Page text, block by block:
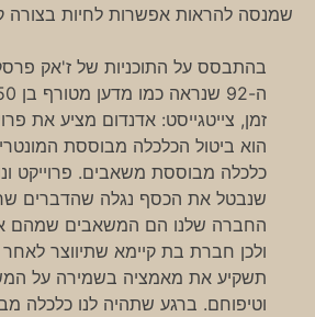
שמנסה להראות אפשרות לחיות
בהתבסס על התוכניות של ז'אק
זמן, צייטגייסט: אדנדום מציע את
הוא ביטול הכלכלה מבוססת
כלכלה מבוססת משאבים. פרוייקט
שנבטל את הכסף נגלה שהדברים
החברה שלנו הם המשאבים שמהם
ולכן חברת בת קיימא שתיווצר
תשקיע את מאמציה בשמירה על
וטיפוחם. ברגע שתהיה לנו כלכלה